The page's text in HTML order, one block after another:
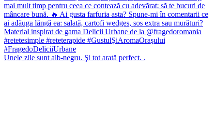
Unele zile sunt alb-negru. Şi tot arată perfect. .